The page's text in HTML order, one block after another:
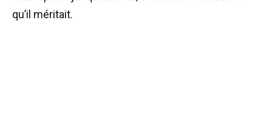
qu’il méritait.